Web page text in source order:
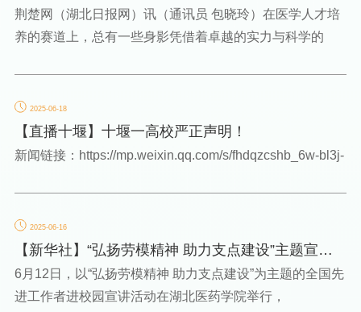
首到规培考核...
荆楚网（湖北日报网）讯（通讯员 包晓玲）在医学人才培
养的赛道上，总有一些身影凭借着卓越的实力与科学的
2025-06-18
【直播十堰】十堰一高校严正声明！
新闻链接：https://mp.weixin.qq.com/s/fhdqzcshb_6w-bl3j-
2025-06-16
【新华社】“弘扬劳模精神 助力支点建设”主题宣讲
走进湖北医药...
6月12日，以“弘扬劳模精神 助力支点建设”为主题的全国先
进工作者进校园宣讲活动在湖北医药学院举行，